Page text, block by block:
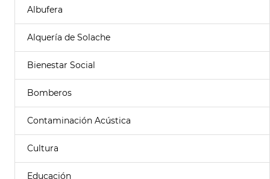
Albufera
Alquería de Solache
Bienestar Social
Bomberos
Contaminación Acústica
Cultura
Educación